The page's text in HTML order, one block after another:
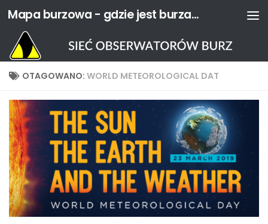
Przejdź do treści Mapa burzowa - gdzie jest burza? | Sieć Obserwatorów Burz
OTAGOWANO: WORLD METEOROLOGICAL DAT